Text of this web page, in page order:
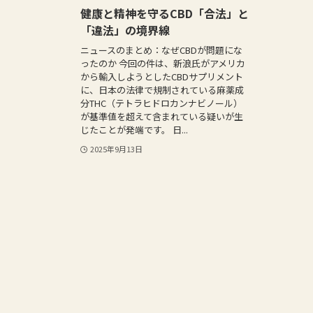
健康と精神を守るCBD「合法」と
「違法」の境界線
ニュースのまとめ：なぜCBDが問題にな
ったのか 今回の件は、新浪氏がアメリカ
から輸入しようとしたCBDサプリメント
に、日本の法律で規制されている麻薬成
分THC（テトラヒドロカンナビノール）
が基準値を超えて含まれている疑いが生
じたことが発端です。 日...
2025年9月13日